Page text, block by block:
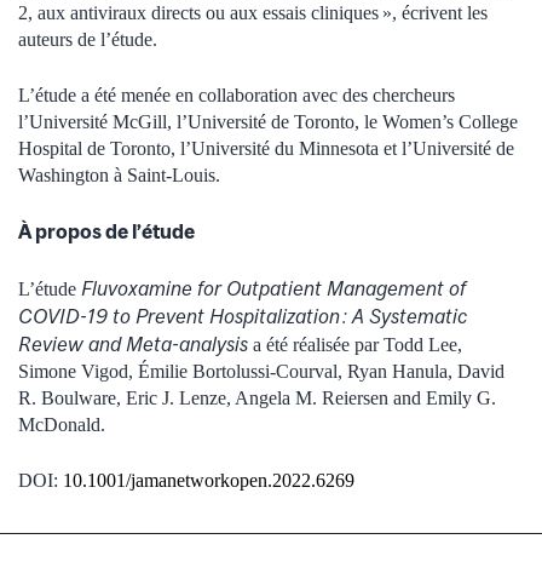
2, aux antiviraux directs ou aux essais cliniques », écrivent les
auteurs de l’étude.
L’étude a été menée en collaboration avec des chercheurs
l’Université McGill, l’Université de Toronto, le Women’s College
Hospital de Toronto, l’Université du Minnesota et l’Université de
Washington à Saint-Louis.
À propos de l’étude
L’étude Fluvoxamine for Outpatient Management of
COVID-19 to Prevent Hospitalization : A Systematic
Review and Meta-analysis a été réalisée par Todd Lee,
Simone Vigod, Émilie Bortolussi-Courval, Ryan Hanula, David
R. Boulware, Eric J. Lenze, Angela M. Reiersen and Emily G.
McDonald.
DOI: 10.1001/jamanetworkopen.2022.6269